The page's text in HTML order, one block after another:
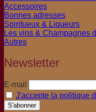
Accessoires
Bonnes adresses
Spiritueux & Liqueurs
Les vins & Champagnes
Autres
Newsletter
E-mail
J'accepte la politique